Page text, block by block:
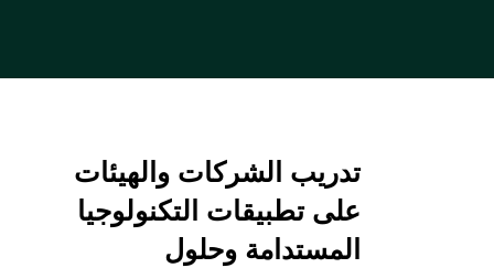
تدريب الشركات والهيئات
على تطبيقات التكنولوجيا
المستدامة وحلول